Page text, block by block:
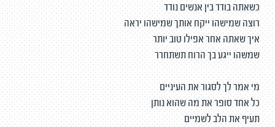
כשאתה בודד בין אנשים נודד
רוצה שמישהו ייקח אותך שמישהו יראה
איך שאתה אחר אפילו טוב יותר
שמשהו ייגע בך הרוח תשתחרר
מי אמר לך לסגור את העיניים
כל אחד סופר את מה שהוא נותן
תעיף את הלב לשמיים